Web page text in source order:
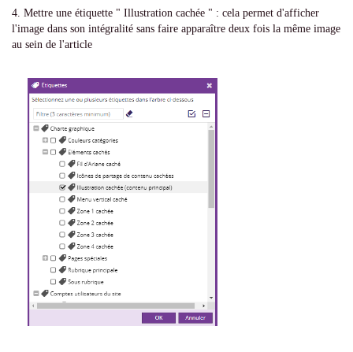
4. Mettre une étiquette " Illustration cachée " : cela permet d'afficher
l'image dans son intégralité sans faire apparaître deux fois la même image
au sein de l'article